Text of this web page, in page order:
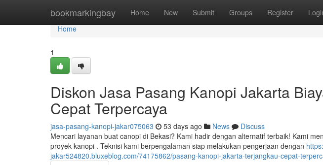
bookmarkingbay Home New Submit Groups Register
Home
Home
1
Diskon Jasa Pasang Kanopi Jakarta
Cepat Terpercaya
jasa-pasang-kanopi-jakar075063 53 days ago News
Discuss
Mencari layanan buat canopi di Bekasi? Kami hadir dengan alternatif terbaik! Kami
proyek kanopi . Teknisi kami berpengalaman siap melakukan pengerjaan dengan
jakar524820.bluxeblog.com/74175862/pasang-kanopi-jakarta-terjangkau-cepat-